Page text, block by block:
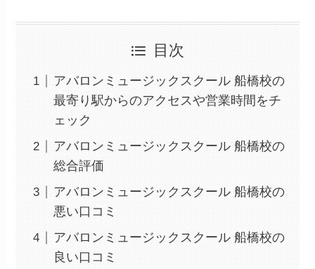
目次
アバロンミュージックスクール 船橋校の
最寄り駅からのアクセスや営業時間をチ
ェック
アバロンミュージックスクール 船橋校の
総合評価
アバロンミュージックスクール 船橋校の
悪い口コミ
アバロンミュージックスクール 船橋校の
良い口コミ